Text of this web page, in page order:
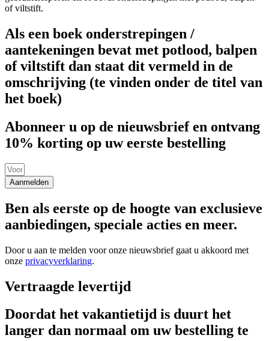
of viltstift.
Als een boek onderstrepingen /
aantekeningen bevat met potlood, balpen
of viltstift dan staat dit vermeld in de
omschrijving (te vinden onder de titel van
het boek)
Abonneer u op de nieuwsbrief en ontvang
10% korting op uw eerste bestelling
Aanmelden
Ben als eerste op de hoogte van exclusieve
aanbiedingen, speciale acties en meer.
Door u aan te melden voor onze nieuwsbrief gaat u akkoord met
onze privacyverklaring.
Vertraagde levertijd
Doordat het vakantietijd is duurt het
langer dan normaal om uw bestelling te